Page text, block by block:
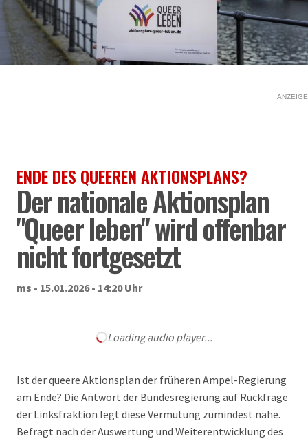
ANZEIGE
ENDE DES QUEEREN AKTIONSPLANS?
Der nationale Aktionsplan
"Queer leben" wird offenbar
nicht fortgesetzt
ms - 15.01.2026 - 14:20 Uhr
Loading audio player...
Ist der queere Aktionsplan der früheren Ampel-Regierung
am Ende? Die Antwort der Bundesregierung auf Rückfrage
der Linksfraktion legt diese Vermutung zumindest nahe.
Befragt nach der Auswertung und Weiterentwicklung des